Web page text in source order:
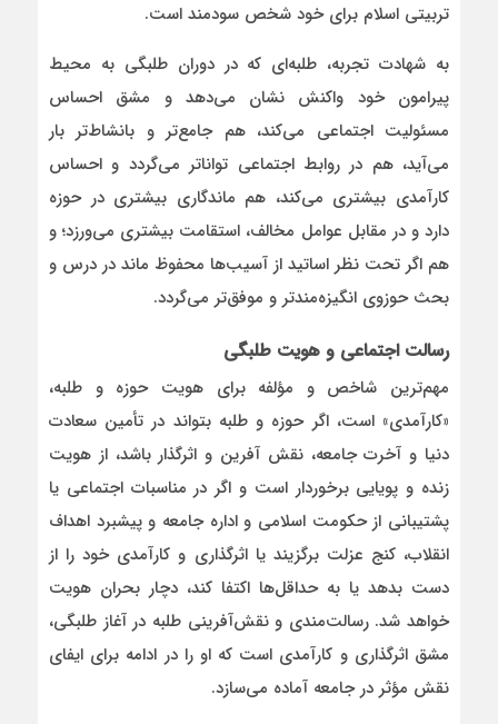
تربیتی اسلام برای خود شخص سودمند است.
به شهادت تجربه، طلبه‌ای که در دوران طلبگی به محیط
پیرامون خود واکنش نشان می‌دهد و مشق احساس
مسئولیت اجتماعی می‌کند، هم جامع‌تر و بانشاط‌تر بار
می‌آید، هم در روابط اجتماعی تواناتر می‌گردد و احساس
کارآمدی بیشتری می‌کند، هم ماندگاری بیشتری در حوزه
دارد و در مقابل عوامل مخالف، استقامت بیشتری می‌ورزد؛ و
هم اگر تحت نظر اساتید از آسیب‌ها محفوظ ماند در درس و
بحث حوزوی انگیزه‌مندتر و موفق‌تر می‌گردد.
رسالت اجتماعی و هویت طلبگی
مهم‌ترین شاخص و مؤلفه برای هویت حوزه و طلبه،
«کارآمدی» است، اگر حوزه و طلبه بتواند در تأمین سعادت
دنیا و آخرت جامعه، نقش آفرین و اثرگذار باشد، از هویت
زنده و پویایی برخوردار است و اگر در مناسبات اجتماعی یا
پشتیبانی از حکومت اسلامی و اداره جامعه و پیشبرد اهداف
انقلاب، کنج عزلت برگزیند یا اثرگذاری و کارآمدی خود را از
دست بدهد یا به حداقل‌ها اکتفا کند، دچار بحران هویت
خواهد شد. رسالت‌مندی و نقش‌آفرینی طلبه در آغاز طلبگی،
مشق اثرگذاری و کارآمدی است که او را در ادامه برای ایفای
نقش مؤثر در جامعه آماده می‌سازد.